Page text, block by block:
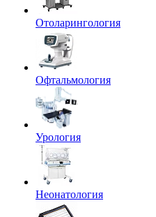
Отоларингология
Офтальмология
Урология
Неонатология